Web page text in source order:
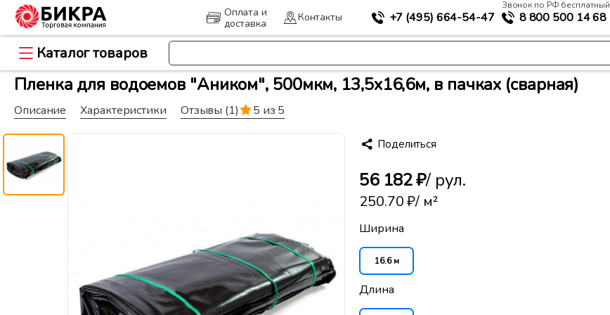
Оплата и
доставка
Контакты +7 (495) 664-54-47
Звонок по РФ бесплатный
8 800 500 14 68
Каталог товаров
Пленка для водоемов "Аником", 500мкм, 13,5х16,6м, в пачках (сварная)
Описание Характеристики Отзывы (1) 5 из 5
Поделиться
56 182 ₽/ рул.
250.70 ₽/ м²
Ширина
16.6 м
Длина